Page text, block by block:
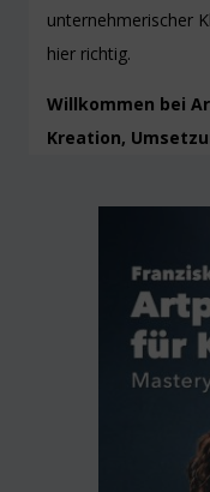
unternehmerischer
hier richtig.
Willkommen bei
Kreation,